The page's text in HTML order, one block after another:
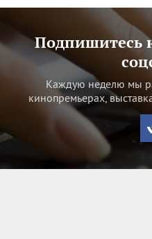
Подпишитесь
Каждую неделю мы
кинопремьерах,